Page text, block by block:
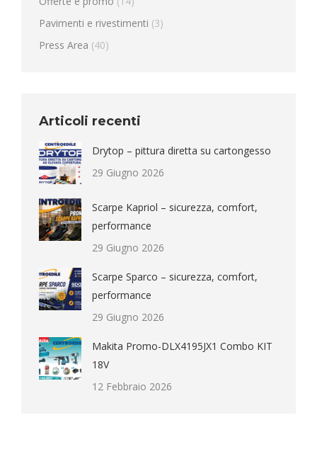
Pavimenti e rivestimenti (3)
Press Area (40)
Articoli recenti
Drytop – pittura diretta su cartongesso
29 Giugno 2026
Scarpe Kapriol – sicurezza, comfort,
performance
29 Giugno 2026
Scarpe Sparco – sicurezza, comfort,
performance
29 Giugno 2026
Makita Promo-DLX4195JX1 Combo KIT
18V
12 Febbraio 2026